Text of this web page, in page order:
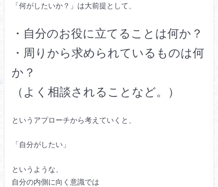
「何がしたいか？」は大前提として、
・自分のお役に立てることは何か？
・周りから求められているものは何
か？
（よく相談されることなど。）
というアプローチから考えていくと、
「自分がしたい」
というような、
自分の内側に向く意識では